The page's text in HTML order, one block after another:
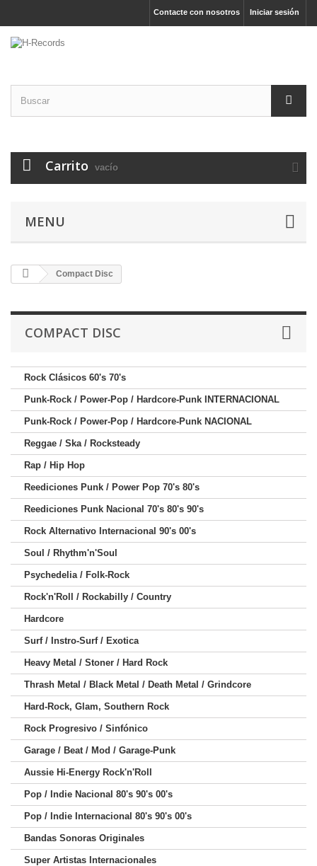
Iniciar sesión
Contacte con nosotros
Carrito vacío
MENU
Compact Disc
COMPACT DISC
Rock Clásicos 60's 70's
Punk-Rock / Power-Pop / Hardcore-Punk INTERNACIONAL
Punk-Rock / Power-Pop / Hardcore-Punk NACIONAL
Reggae / Ska / Rocksteady
Rap / Hip Hop
Reediciones Punk / Power Pop 70's 80's
Reediciones Punk Nacional 70's 80's 90's
Rock Alternativo Internacional 90's 00's
Soul / Rhythm'n'Soul
Psychedelia / Folk-Rock
Rock'n'Roll / Rockabilly / Country
Hardcore
Surf / Instro-Surf / Exotica
Heavy Metal / Stoner / Hard Rock
Thrash Metal / Black Metal / Death Metal / Grindcore
Hard-Rock, Glam, Southern Rock
Rock Progresivo / Sinfónico
Garage / Beat / Mod / Garage-Punk
Aussie Hi-Energy Rock'n'Roll
Pop / Indie Nacional 80's 90's 00's
Pop / Indie Internacional 80's 90's 00's
Bandas Sonoras Originales
Super Artistas Internacionales